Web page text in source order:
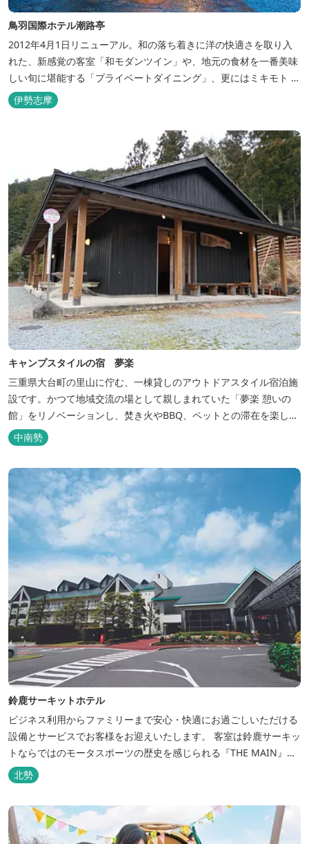
鳥羽国際ホテル潮路亭
2012年4月1日リニューアル。和の落ち着きに洋の快適さを取り入
れた、新感覚の客室「和モダンツイン」や、地元の食材を一番美味
しい旬に堪能する「プライベートダイニング」、更にはミキモト コ
スメティックスとの提携により実現した、日本初の「パールオーロ
ラ風呂」が誕生。
伊勢志摩
キャンプスタイルの宿 夢楽
三重県大台町の里山に佇む、一棟貸しのアウトドアスタイル宿泊施
設です。かつて地域交流の場として親しまれていた「夢楽 憩いの
館」をリノベーションし、焚き火やBBQ、ペットとの滞在を楽しめ
る“キャンプ気分”の宿として生まれ変わりました。 【営業時間】 チ
ェックイン 15：00（早めのチェックインご希望は予約時に要相
談） チェックアウト 9：00 【定休日】 不定休 【料金...
中南勢
鈴鹿サーキットホテル
ビジネス利用からファミリーまで安心・快適にお過ごしいただける
設備とサービスでお客様をお迎えいたします。 客室は鈴鹿サーキッ
トならではのモータスポーツの歴史を感じられる『THE MAIN』を
はじめ、ファミリーにおすすめのキッズ・ベビーにやさしいこだわ
りの詰まった「サーキット キッズルーム」「コチラファミリールー
ム」など様々なコンセプトルームをご用意しています。 また、お子
さま連れでも安心し...
北勢